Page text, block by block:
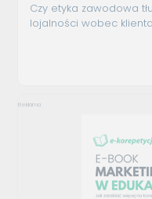
Czy etyka zawodowa
lojalności wobec
Reklama